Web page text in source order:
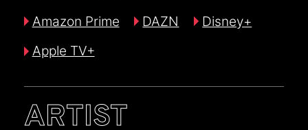
Amazon Prime
DAZN
Disney+
Apple TV+
ARTIST